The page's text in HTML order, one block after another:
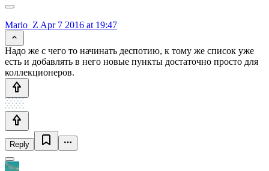
Mario_Z Apr 7 2016 at 19:47
Надо же с чего то начинать деспотию, к тому же список уже
есть и добавлять в него новые пункты достаточно просто для
коллекционеров.
Reply